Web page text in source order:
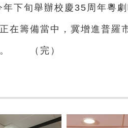
下旬舉辦校慶35周年粵
在籌備當中，冀增進普羅
。 （完）